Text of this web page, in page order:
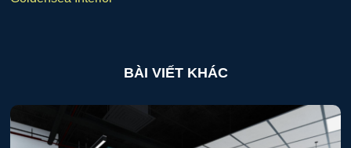
BÀI VIẾT KHÁC